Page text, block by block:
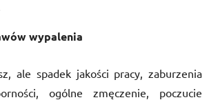
wypalenia
ale spadek jakości pracy, zaburzenia
ogólne zmęczenie, poczucie